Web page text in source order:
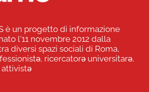
è un progetto di informazione
l'11 novembre 2012 dalla
diversi spazi sociali di Roma,
ricercatorə universitarə,